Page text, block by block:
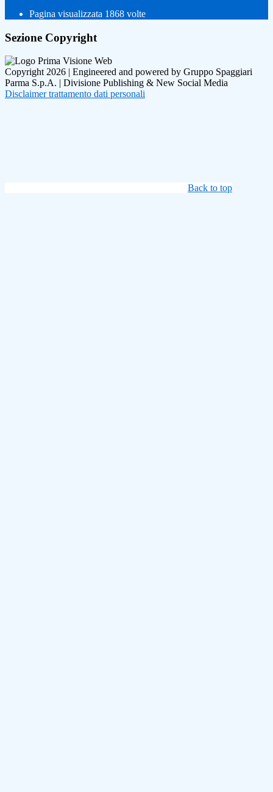
Pagina visualizzata 1868 volte
Sezione Copyright
Copyright 2026 | Engineered and powered by Gruppo Spaggiari
Parma S.p.A. | Divisione Publishing & New Social Media
Disclaimer trattamento dati personali
Back to top